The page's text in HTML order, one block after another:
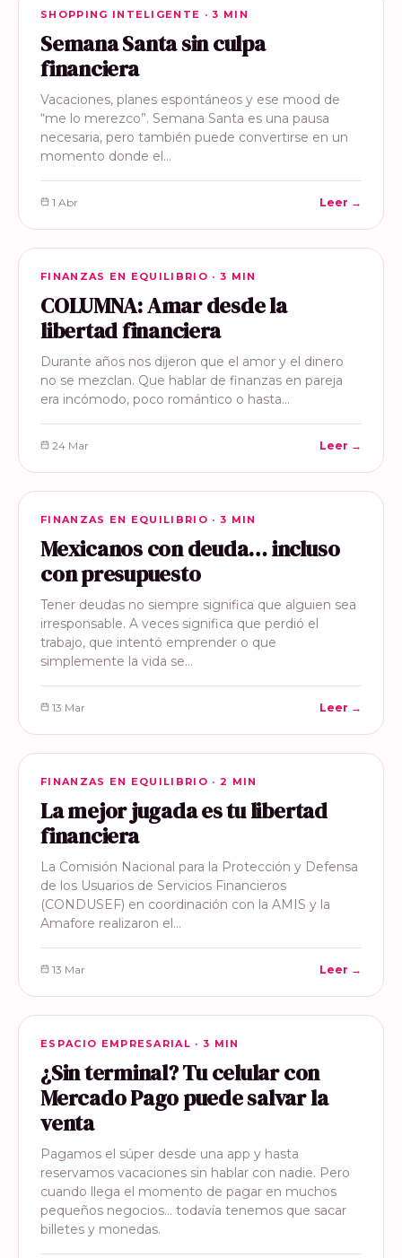
SHOPPING INTELIGENTE
SHOPPING INTELIGENTE · 3 MIN
Semana Santa sin culpa
financiera
Vacaciones, planes espontáneos y ese mood de
“me lo merezco”. Semana Santa es una pausa
necesaria, pero también puede convertirse en un
momento donde el…
1 Abr Leer →
FINANZAS EN EQUILIBRIO
FINANZAS EN EQUILIBRIO · 3 MIN
COLUMNA: Amar desde la
libertad financiera
Durante años nos dijeron que el amor y el dinero
no se mezclan. Que hablar de finanzas en pareja
era incómodo, poco romántico o hasta…
24 Mar Leer →
FINANZAS EN EQUILIBRIO
FINANZAS EN EQUILIBRIO · 3 MIN
Mexicanos con deuda… incluso
con presupuesto
Tener deudas no siempre significa que alguien sea
irresponsable. A veces significa que perdió el
trabajo, que intentó emprender o que
simplemente la vida se…
13 Mar Leer →
FINANZAS EN EQUILIBRIO
FINANZAS EN EQUILIBRIO · 2 MIN
La mejor jugada es tu libertad
financiera
La Comisión Nacional para la Protección y Defensa
de los Usuarios de Servicios Financieros
(CONDUSEF) en coordinación con la AMIS y la
Amafore realizaron el…
13 Mar Leer →
ESPACIO EMPRESARIAL
ESPACIO EMPRESARIAL · 3 MIN
¿Sin terminal? Tu celular con
Mercado Pago puede salvar la
venta
Pagamos el súper desde una app y hasta
reservamos vacaciones sin hablar con nadie. Pero
cuando llega el momento de pagar en muchos
pequeños negocios… todavía tenemos que sacar
billetes y monedas.